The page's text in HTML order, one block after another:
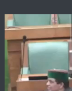
Video
Player